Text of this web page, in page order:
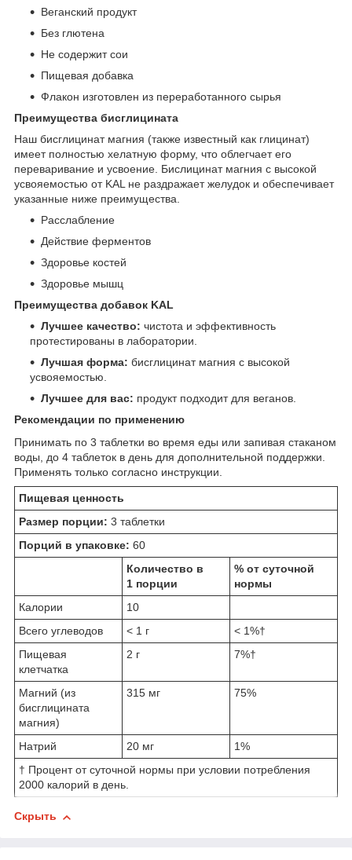
Веганский продукт
Без глютена
Не содержит сои
Пищевая добавка
Флакон изготовлен из переработанного сырья
Преимущества бисглицината
Наш бисглицинат магния (также известный как глицинат)
имеет полностью хелатную форму, что облегчает его
переваривание и усвоение. Бислицинат магния с высокой
усвояемостью от KAL не раздражает желудок и обеспечивает
указанные ниже преимущества.
Расслабление
Действие ферментов
Здоровье костей
Здоровье мышц
Преимущества добавок KAL
Лучшее качество: чистота и эффективность
протестированы в лаборатории.
Лучшая форма: бисглицинат магния с высокой
усвояемостью.
Лучшее для вас: продукт подходит для веганов.
Рекомендации по применению
Принимать по 3 таблетки во время еды или запивая стаканом
воды, до 4 таблеток в день для дополнительной поддержки.
Применять только согласно инструкции.
Пищевая ценность
Размер порции: 3 таблетки
Порций в упаковке: 60
Количество в
1 порции
% от суточной
нормы
Калории
10
Всего углеводов
< 1 г
< 1%†
Пищевая
клетчатка
2 г 7%†
Магний (из
бисглицината
магния)
315 мг 75%
Натрий 20 мг
1%
† Процент от суточной нормы при условии потребления
2000 калорий в день.
Скрыть